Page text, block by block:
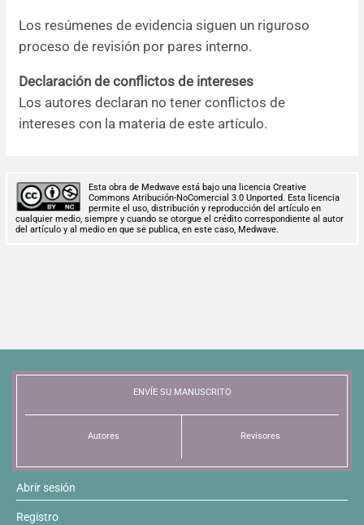
Los resúmenes de evidencia siguen un riguroso
proceso de revisión por pares interno.
Declaración de conflictos de intereses
Los autores declaran no tener conflictos de
intereses con la materia de este artículo.
Esta obra de Medwave está bajo una licencia Creative
Commons Atribución-NoComercial 3.0 Unported. Esta licencia
permite el uso, distribución y reproducción del artículo en
cualquier medio, siempre y cuando se otorgue el crédito correspondiente al autor
del artículo y al medio en que se publica, en este caso, Medwave.
ENVÍE SU MANUSCRITO
Autores Revisores
Abrir sesión
Registro